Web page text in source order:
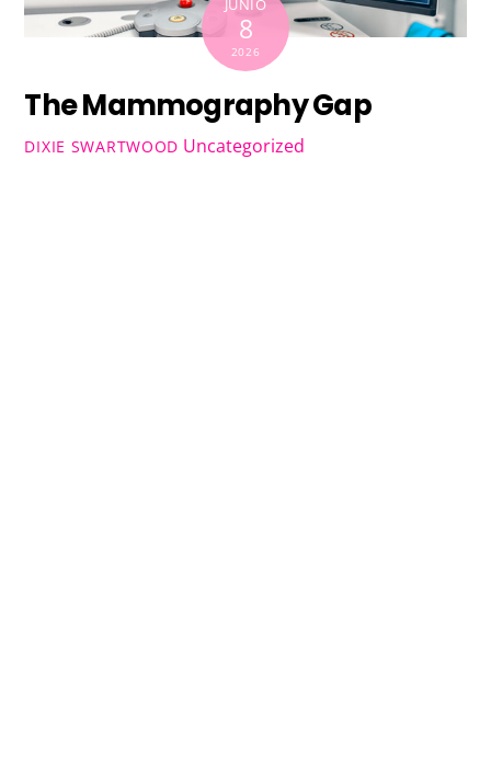
JUNIO
8
2026
The Mammography Gap
DIXIE SWARTWOOD Uncategorized